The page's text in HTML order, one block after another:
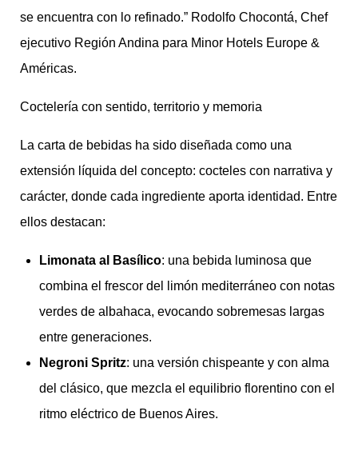
se encuentra con lo refinado.” Rodolfo Chocontá, Chef
ejecutivo Región Andina para Minor Hotels Europe &
Américas.
Coctelería con sentido, territorio y memoria
La carta de bebidas ha sido diseñada como una
extensión líquida del concepto: cocteles con narrativa y
carácter, donde cada ingrediente aporta identidad. Entre
ellos destacan:
Limonata al Basílico: una bebida luminosa que
combina el frescor del limón mediterráneo con notas
verdes de albahaca, evocando sobremesas largas
entre generaciones.
Negroni Spritz: una versión chispeante y con alma
del clásico, que mezcla el equilibrio florentino con el
ritmo eléctrico de Buenos Aires.